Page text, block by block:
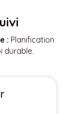
: Planification
durable.